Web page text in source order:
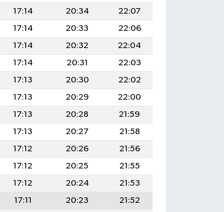
17:14 20:34
22:07
17:14 20:33
22:06
17:14 20:32
22:04
17:14 20:31
22:03
17:13 20:30
22:02
17:13 20:29
22:00
17:13 20:28
21:59
17:13 20:27
21:58
17:12 20:26
21:56
17:12 20:25
21:55
17:12 20:24
21:53
17:11 20:23
21:52